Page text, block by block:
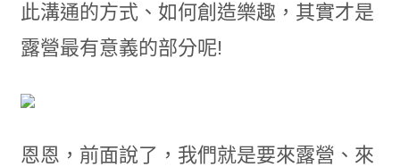
此溝通的方式、如何創造樂趣，其實才是
露營最有意義的部分呢!
恩恩，前面說了，我們就是要來露營、來